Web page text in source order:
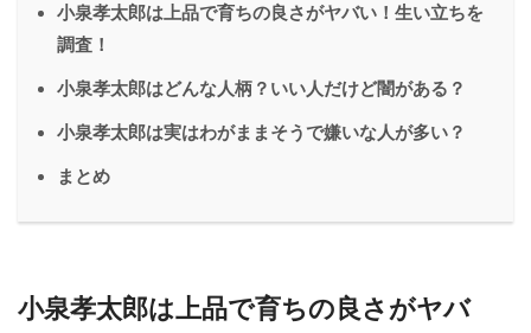
小泉孝太郎は上品で育ちの良さがヤバい！生い立ちを
調査！
小泉孝太郎はどんな人柄？いい人だけど闇がある？
小泉孝太郎は実はわがままそうで嫌いな人が多い？
まとめ
小泉孝太郎は上品で育ちの良さがヤバ